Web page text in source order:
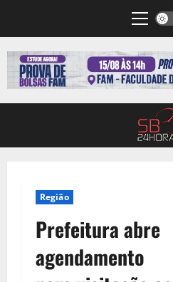
Região
Prefeitura abre
agendamento